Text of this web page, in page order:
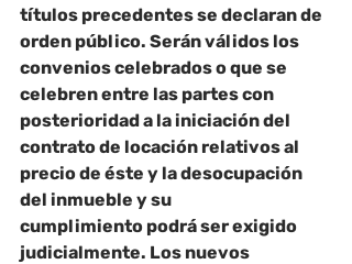
títulos precedentes se declaran de
orden público. Serán válidos los
convenios celebrados o que se
celebren entre las partes con
posterioridad a la iniciación del
contrato de locación relativos al
precio de éste y la desocupación
del inmueble y su
cumplimiento podrá ser exigido
judicialmente. Los nuevos